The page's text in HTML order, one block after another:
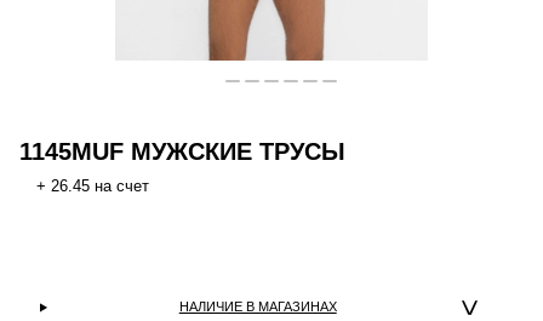
1145MUF МУЖСКИЕ ТРУСЫ
+ 26.45 на счет
НАЛИЧИЕ В МАГАЗИНАХ